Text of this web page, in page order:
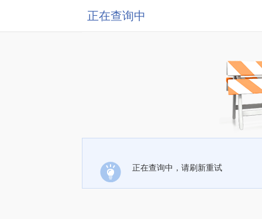
正在查询中
正在查询中，请刷新重试